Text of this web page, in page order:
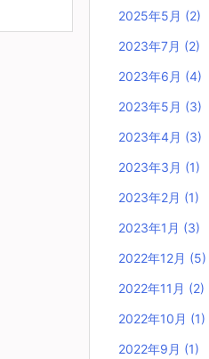
2025年5月 (2)
2023年7月 (2)
2023年6月 (4)
2023年5月 (3)
2023年4月 (3)
2023年3月 (1)
2023年2月 (1)
2023年1月 (3)
2022年12月 (5)
2022年11月 (2)
2022年10月 (1)
2022年9月 (1)